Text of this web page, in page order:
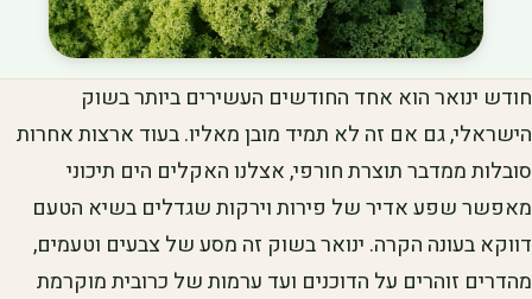
חודש ינואר הוא אחד החודשים העשירים ביותר בשוק
הישראלי, גם אם זה לא תמיד מובן מאליו. בעוד ארצות אחרות
סובלות ממדבר תוצרת חורפי, אצלנו האקלים הים תיכוני
מאפשר שפע אדיר של פירות וירקות שגדלים בשיא הטעם
דווקא בעונה הקרה. ינואר בשוק זה מסע של צבעים וטעמים,
מהדרים זוהרים על הדוכנים ועד ערמות של כרובית מוקרמת